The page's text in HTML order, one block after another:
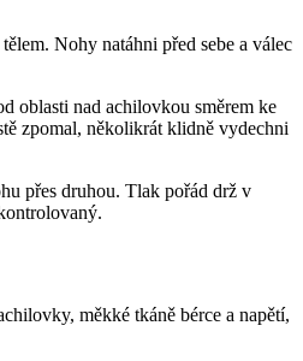
Nohy natáhni před sebe a válec
oblasti nad achilovkou směrem ke
zpomal, několikrát klidně vydechni
přes druhou. Tlak pořád drž v
měkké tkáně bérce a napětí,